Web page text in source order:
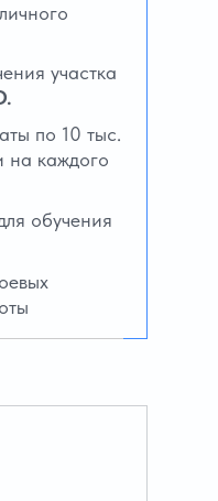
участка
по 10 тыс.
на каждого
обучения